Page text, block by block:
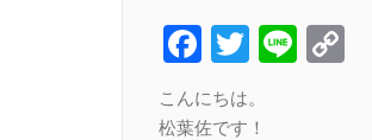
Facebook
Twitter
Line
こんにちは。
松葉佐です！